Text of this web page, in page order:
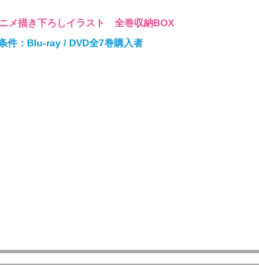
メ描き下ろしイラスト 全巻収納BOX
件：Blu-ray / DVD全7巻購入者